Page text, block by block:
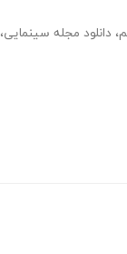
، دانلود مجله سینمایی،